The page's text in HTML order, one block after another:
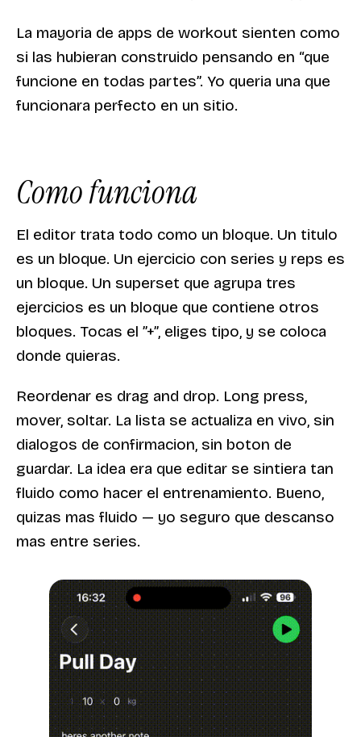
La mayoria de apps de workout sienten como
si las hubieran construido pensando en “que
funcione en todas partes”. Yo queria una que
funcionara perfecto en un sitio.
Como funciona
El editor trata todo como un bloque. Un titulo
es un bloque. Un ejercicio con series y reps es
un bloque. Un superset que agrupa tres
ejercicios es un bloque que contiene otros
bloques. Tocas el ”+”, eliges tipo, y se coloca
donde quieras.
Reordenar es drag and drop. Long press,
mover, soltar. La lista se actualiza en vivo, sin
dialogos de confirmacion, sin boton de
guardar. La idea era que editar se sintiera tan
fluido como hacer el entrenamiento. Bueno,
quizas mas fluido — yo seguro que descanso
mas entre series.